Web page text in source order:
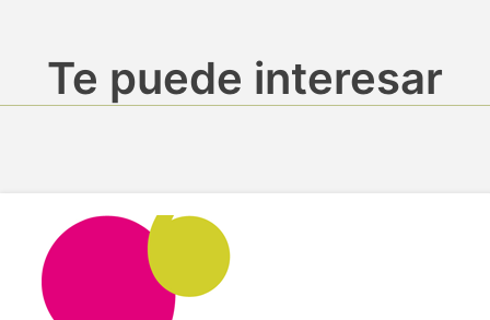
Te puede interesar